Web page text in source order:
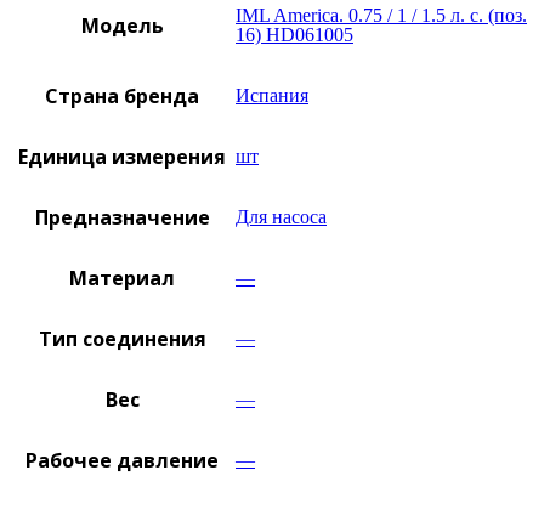
Модель
IML America. 0.75 / 1 / 1.5 л. с. (поз.
16) HD061005
Страна бренда Испания
Единица измерения шт
Предназначение Для насоса
Материал —
Тип соединения —
Вес —
Рабочее давление —